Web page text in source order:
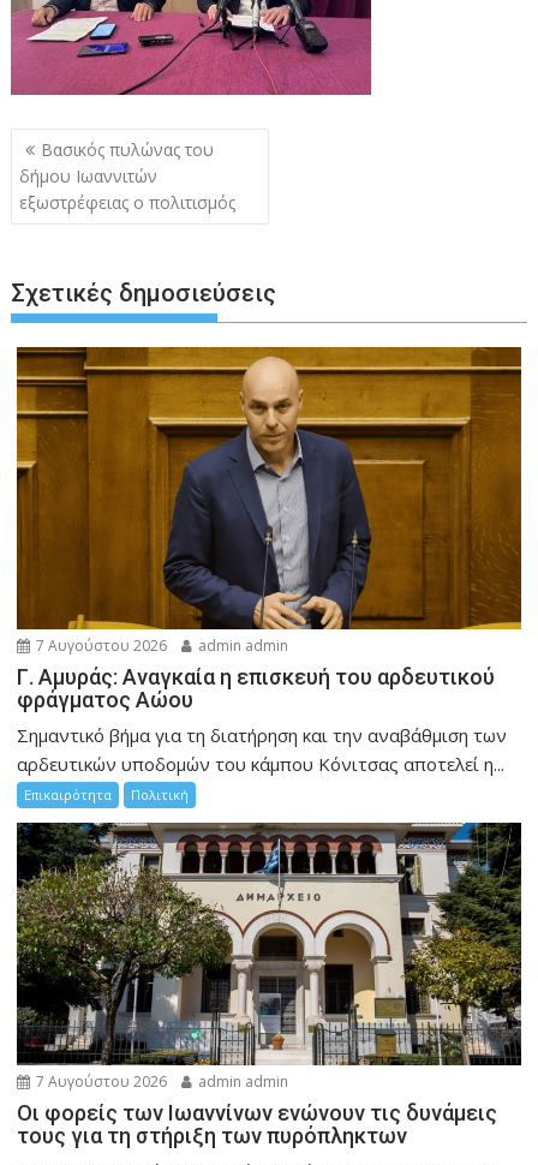
Πλοήγηση
άρθρων
Βασικός πυλώνας του
δήμου Ιωαννιτών
εξωστρέφειας ο πολιτισμός
Σχετικές δημοσιεύσεις
7 Αυγούστου 2026 admin admin
Γ. Αμυράς: Αναγκαία η επισκευή του αρδευτικού
φράγματος Αώου
Σημαντικό βήμα για τη διατήρηση και την αναβάθμιση των
αρδευτικών υποδομών του κάμπου Κόνιτσας αποτελεί η...
Επικαιρότητα Πολιτική
7 Αυγούστου 2026 admin admin
Οι φορείς των Ιωαννίνων ενώνουν τις δυνάμεις
τους για τη στήριξη των πυρόπληκτων